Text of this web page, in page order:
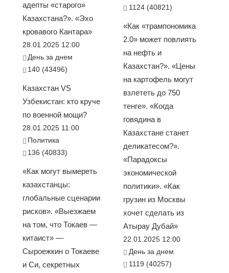
адепты «старого»
Казахстана?». «Эхо
кровавого Кантара»
28.01.2025 12:00
День за днем
140 (43496)
Казахстан VS
Узбекистан: кто круче
по военной мощи?
28.01.2025 11:00
Политика
136 (40833)
«Как могут вымереть
казахстанцы:
глобальные сценарии
рисков». «Выезжаем
на том, что Токаев —
китаист» —
Сыроежкин о Токаеве
и Си, секретных
1124 (40821)
«Как «трампономика
2.0» может повлиять
на нефть и
Казахстан?». «Цены
на картофель могут
взлететь до 750
тенге». «Когда
говядина в
Казахстане станет
деликатесом?».
«Парадоксы
экономической
политики». «Как
грузин из Москвы
хочет сделать из
Атырау Дубай»
22.01.2025 12:00
День за днем
1119 (40257)